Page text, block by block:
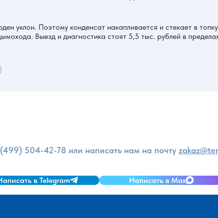
уклон. Поэтому конденсат накапливается и стекает в
Выезд и диагностика стоят 5,5 тыс. рублей в
504-42-78 или написать нам на почту
в Telegram Написать в Max